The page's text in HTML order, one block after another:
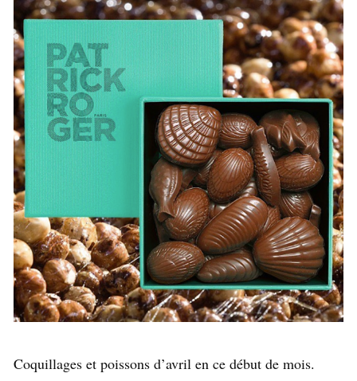
Coquillages et poissons d’avril en ce début de mois.